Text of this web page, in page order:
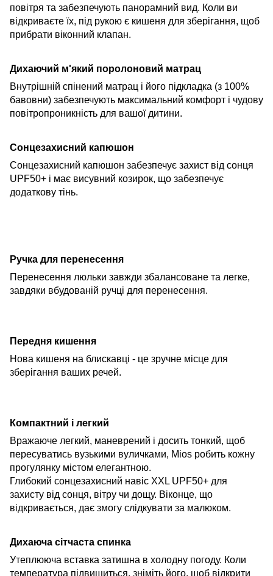
повітря та забезпечують панорамний вид. Коли ви
відкриваєте їх, під рукою є кишеня для зберігання, щоб
прибрати віконний клапан.
Дихаючий м'який поролоновий матрац
Внутрішній спінений матрац і його підкладка (з 100%
бавовни) забезпечують максимальний комфорт і чудову
повітропроникність для вашої дитини.
Сонцезахисний капюшон
Сонцезахисний капюшон забезпечує захист від сонця
UPF50+ і має висувний козирок, що забезпечує
додаткову тінь.
Ручка для перенесення
Перенесення люльки завжди збалансоване та легке,
завдяки вбудованій ручці для перенесення.
Передня кишення
Нова кишеня на блискавці - це зручне місце для
зберігання ваших речей.
Компактний і легкий
Вражаюче легкий, маневрений і досить тонкий, щоб
пересуватись вузькими вуличками, Mios робить кожну
прогулянку містом елегантною.
Глибокий сонцезахисний навіс XXL UPF50+ для
захисту від сонця, вітру чи дощу. Віконце, що
відкривається, дає змогу слідкувати за малюком.
Дихаюча сітчаста спинка
Утеплююча вставка затишна в холодну погоду. Коли
температура підвищиться, зніміть його, щоб відкрити